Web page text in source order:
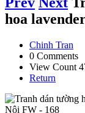
hoa
Chinh Tran
0 Comments
View Count
Return